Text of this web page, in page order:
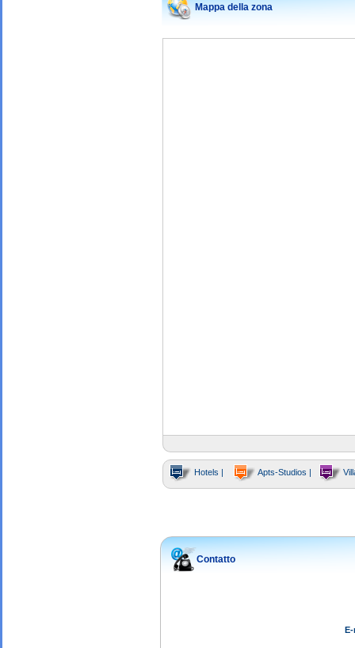
Mappa della zona
Hotels | Apts-Studios |
Contatto